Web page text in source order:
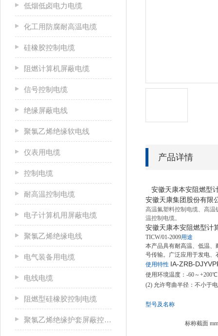
低烟低卤电力电缆
化工用防腐耐高温电缆
硅橡胶控制电缆
阻燃计算机屏蔽电缆
信号控制电缆
绝缘屏蔽电线
聚氯乙烯绝缘软电线
仪表用电缆
控制电缆
耐高温控制电缆
电子计算机用屏蔽电缆
聚氯乙烯绝缘电线
电气装备用电缆
电线电缆
阻燃型硅橡胶控制电缆
聚氯乙烯绝缘护套屏蔽控制电缆
产品详情
安徽天康本安阻燃型
安徽天康集团股份有限
高温氟塑料控制电缆、高温
温控制 电缆。
安徽天康本安阻燃型计
TICW/01-2009用途
本产品具有耐高温、低温、
号传输。广泛应用于发电
使用特性 IA-ZRB-
使用环境温度：-60～
(2) 允许弯曲半径：不小于
型号及名称
标称截面 mm